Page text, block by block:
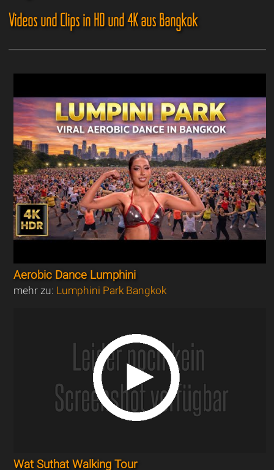
Videos und Clips in HD und 4K aus Bangkok
Aerobic Dance Lumphini
mehr zu: Lumphini Park Bangkok
Wat Suthat Walking Tour